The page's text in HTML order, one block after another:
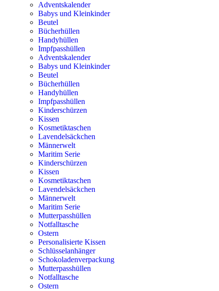
Adventskalender
Babys und Kleinkinder
Beutel
Bücherhüllen
Handyhüllen
Impfpasshüllen
Adventskalender
Babys und Kleinkinder
Beutel
Bücherhüllen
Handyhüllen
Impfpasshüllen
Kinderschürzen
Kissen
Kosmetiktaschen
Lavendelsäckchen
Männerwelt
Maritim Serie
Kinderschürzen
Kissen
Kosmetiktaschen
Lavendelsäckchen
Männerwelt
Maritim Serie
Mutterpasshüllen
Notfalltasche
Ostern
Personalisierte Kissen
Schlüsselanhänger
Schokoladenverpackung
Mutterpasshüllen
Notfalltasche
Ostern